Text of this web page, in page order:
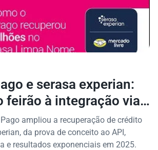
e serasa experian:
feirão à integração via
r$ 139 milhões
de 2025
ampliou a recuperação de crédito
da prova de conceito ao API,
e resultados exponenciais em 2025.